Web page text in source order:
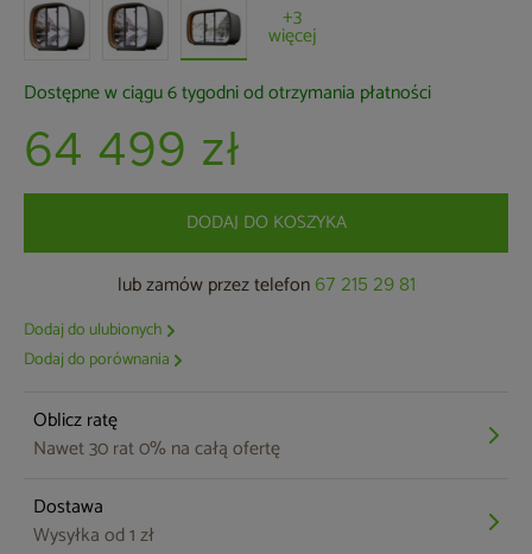
+3
więcej
Dostępne w ciągu 6 tygodni od otrzymania płatności
64 499 zł
DODAJ DO KOSZYKA
lub zamów przez telefon 67 215 29 81
Dodaj do ulubionych
Dodaj do porównania
Oblicz ratę
Nawet 30 rat 0% na całą ofertę
Dostawa
Wysyłka od 1 zł